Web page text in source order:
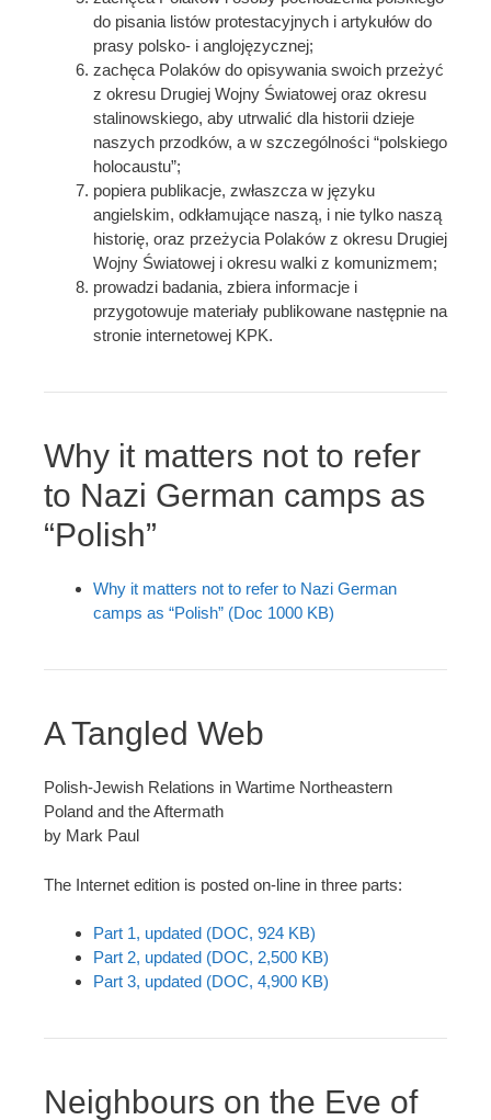
do pisania listów protestacyjnych i artykułów do
prasy polsko- i anglojęzycznej;
zachęca Polaków do opisywania swoich przeżyć
z okresu Drugiej Wojny Światowej oraz okresu
stalinowskiego, aby utrwalić dla historii dzieje
naszych przodków, a w szczególności “polskiego
holocaustu”;
popiera publikacje, zwłaszcza w języku
angielskim, odkłamujące naszą, i nie tylko naszą
historię, oraz przeżycia Polaków z okresu Drugiej
Wojny Światowej i okresu walki z komunizmem;
prowadzi badania, zbiera informacje i
przygotowuje materiały publikowane następnie na
stronie internetowej KPK.
Why it matters not to refer
to Nazi German camps as
“Polish”
Why it matters not to refer to Nazi German
camps as “Polish” (Doc 1000 KB)
A Tangled Web
Polish-Jewish Relations in Wartime Northeastern
Poland and the Aftermath
by Mark Paul
The Internet edition is posted on-line in three parts:
Part 1, updated (DOC, 924 KB)
Part 2, updated (DOC, 2,500 KB)
Part 3, updated (DOC, 4,900 KB)
Neighbours on the Eve of